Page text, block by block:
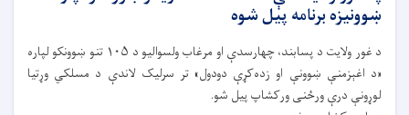
ښوونیزه برنامه پیل شوه
د غور ولایت د پسابند، چهارسدې او مرغاب ولسوالیو د ۱۰۵ تنو ښوونکو لپاره
«د اغېزمنې ښوونې او زده‌کړې دودول» تر سرلیک لاندې د مسلکي وړتیا
لوړونې درې ورځنی ورکشاپ پیل شو.